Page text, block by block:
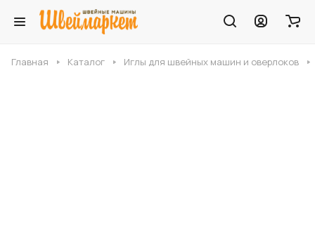
Главная Каталог Иглы для швейных машин и оверлоков